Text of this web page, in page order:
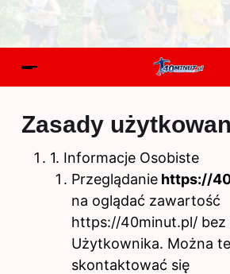
Zasady
1. Informacje Osobiste
Przeglądanie https://
na oglądać zawartość
https://40minut.pl/ bez
Użytkownika. Można
skontaktować się